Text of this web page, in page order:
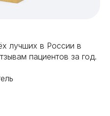
лучших в России в
пациентов за год.